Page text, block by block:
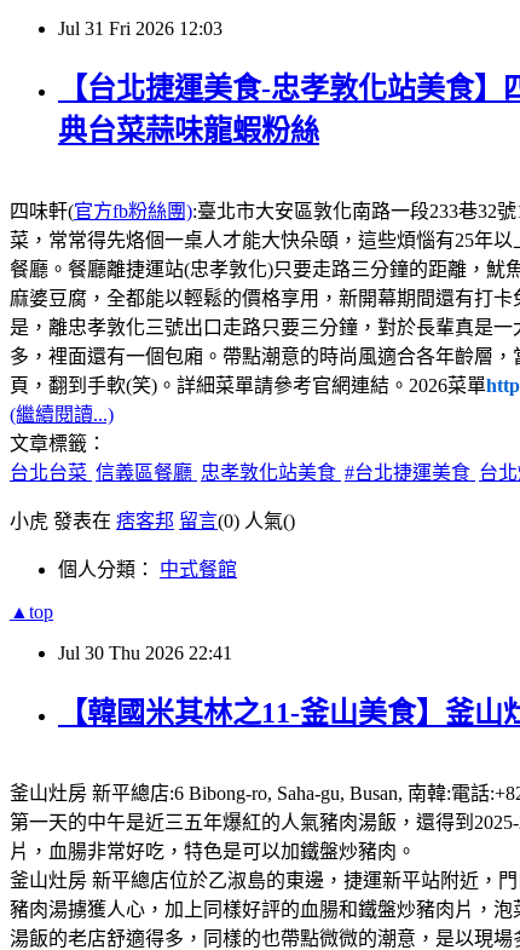
Jul 31 Fri 2026 12:03
【台北捷運美食-忠孝敦化站美食
典台菜蒜味龍蝦粉絲
四味軒(官方fb粉絲團):臺北市大安區敦化南路一段233巷32號
菜，常常得先烙個一桌人才能大快朵頤，這些煩惱有25年
餐廳。餐廳離捷運站(忠孝敦化)只要走路三分鐘的距離，
麻婆豆腐，全都能以輕鬆的價格享用，新開幕期間還有打卡
是，離忠孝敦化三號出口走路只要三分鐘，對於長輩真是
多，裡面還有一個包廂。帶點潮意的時尚風適合各年齡層
頁，翻到手軟(笑)。詳細菜單請參考官網連結。2026菜單
(繼續閱讀...)
文章標籤：
台北台菜 信義區餐廳 忠孝敦化站美食 #台北捷運美食 台
小虎 發表在 痞客邦 留言(0) 人氣()
個人分類： 中式餐館
▲top
Jul 30 Thu 2026 22:41
【韓國米其林之11-釜山美食】釜
釜山灶房 新平總店:6 Bibong-ro, Saha-gu, Busan, 南韓:電話
第一天的中午是近三五年爆紅的人氣豬肉湯飯，還得到
片，血腸非常好吃，特色是可以加鐵盤炒豬肉。
釜山灶房 新平總店位於乙淑島的東邊，捷運新平站附近，
豬肉湯擄獲人心，加上同樣好評的血腸和鐵盤炒豬肉片，
湯飯的老店舒適得多，同樣的也帶點微微的潮意，是以現